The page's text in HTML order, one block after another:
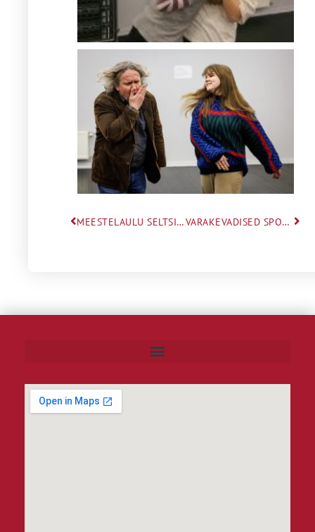
MEESTELAULU SELTSI POISTE-SOLISTIDE KONKURSS VARAKEVADISED SPORDITULEMUSED